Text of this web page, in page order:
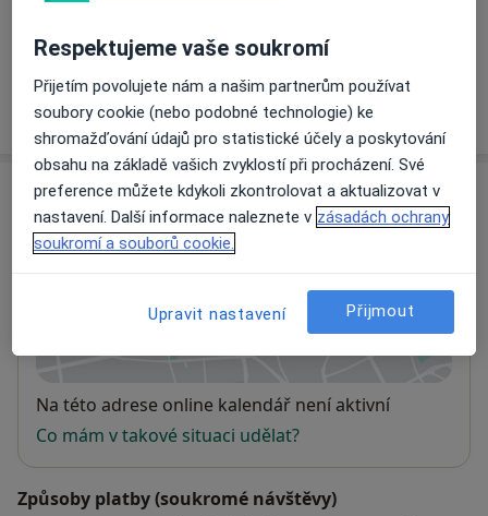
Tento specialista ještě nepřidával žádné informace o
svých službách.
Adresa
Sam.ord.PL pro děti a dorost
se otevře v nové záložce
Dostupnost
Na této adrese online kalendář není aktivní
Co mám v takové situaci udělat?
Způsoby platby (soukromé návštěvy)
Respektujeme vaše soukromí
Přijetím povolujete nám a našim partnerům používat
soubory cookie (nebo podobné technologie) ke
shromažďování údajů pro statistické účely a poskytování
obsahu na základě vašich zvyklostí při procházení. Své
preference můžete kdykoli zkontrolovat a aktualizovat v
nastavení. Další informace naleznete v zásadách ochrany
soukromí a souborů cookie.
Upravit nastavení Přijmout